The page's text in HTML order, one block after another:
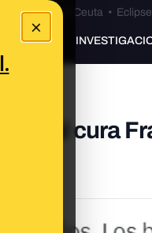
×
•Bulos Ceuta • Eclipse
al cura